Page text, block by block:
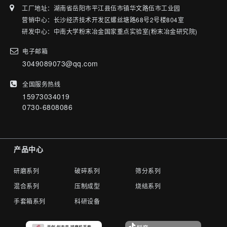
工厂地址：湖南省岳阳市平江县伍市镇华文路伍市工业园
营销中心：长沙经济技术开发区螺丝塘路68号2号楼804室
研发中心：中南大学粉末冶金国家重点实验室(粉末冶金研究院)
电子邮箱
3049089073@qq.com
全国服务热线
15973034019
0730-6808086
产品中心
研磨系列 破碎系列
筛分系列
混合系列
压制成型
烧结系列
手套箱系列
科研设备